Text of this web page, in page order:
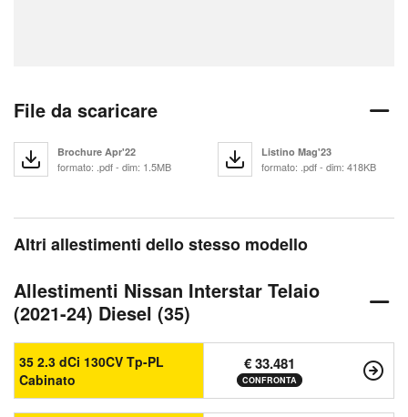
File da scaricare
Brochure Apr'22
formato: .pdf - dim: 1.5MB
Listino Mag'23
formato: .pdf - dim: 418KB
Altri allestimenti dello stesso modello
Allestimenti Nissan Interstar Telaio
(2021-24) Diesel (35)
35 2.3 dCi 130CV Tp-PL
Cabinato
€ 33.481
CONFRONTA